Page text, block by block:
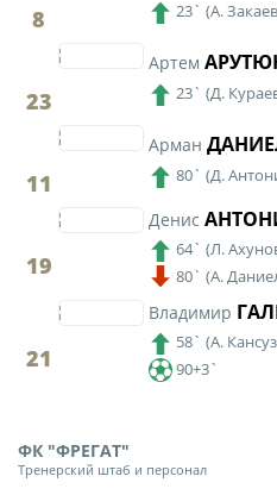
8 23` (А.
23
Артем
23` (Д.
11
Арман
80` (Д.
19
Денис
64` (Л.
80` (А.
21
Владимир
58` (А.
90+3`
ФК "ФРЕГАТ"
Тренерский штаб и персонал